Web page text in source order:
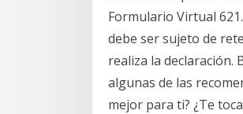
Formulario Virtual
debe ser sujeto de
realiza la declaración.
algunas de las
mejor para ti? ¿Te